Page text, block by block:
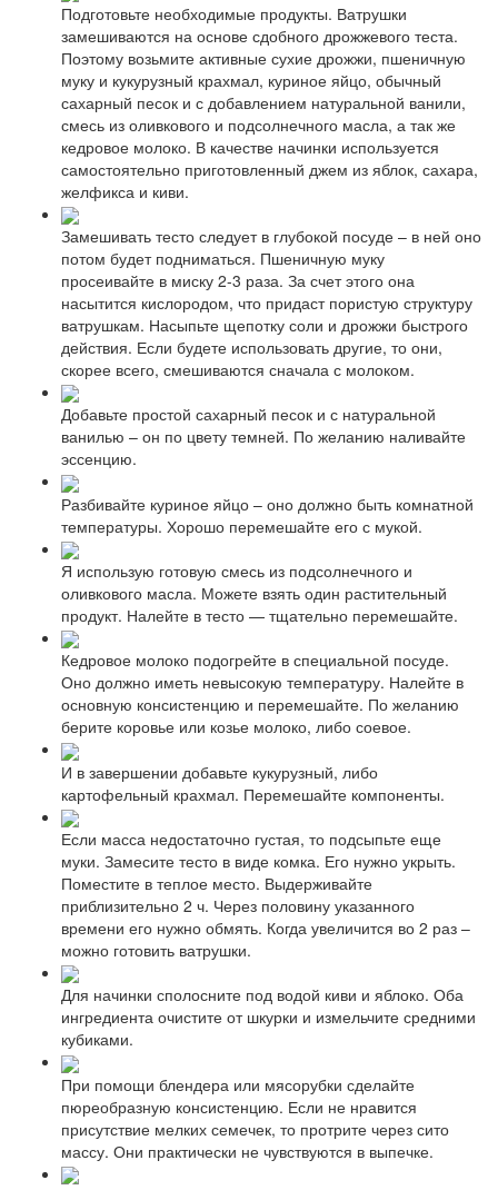
Подготовьте необходимые продукты. Ватрушки
замешиваются на основе сдобного дрожжевого теста.
Поэтому возьмите активные сухие дрожжи, пшеничную
муку и кукурузный крахмал, куриное яйцо, обычный
сахарный песок и с добавлением натуральной ванили,
смесь из оливкового и подсолнечного масла, а так же
кедровое молоко. В качестве начинки используется
самостоятельно приготовленный джем из яблок, сахара,
желфикса и киви.
Замешивать тесто следует в глубокой посуде – в ней оно
потом будет подниматься. Пшеничную муку
просеивайте в миску 2-3 раза. За счет этого она
насытится кислородом, что придаст пористую структуру
ватрушкам. Насыпьте щепотку соли и дрожжи быстрого
действия. Если будете использовать другие, то они,
скорее всего, смешиваются сначала с молоком.
Добавьте простой сахарный песок и с натуральной
ванилью – он по цвету темней. По желанию наливайте
эссенцию.
Разбивайте куриное яйцо – оно должно быть комнатной
температуры. Хорошо перемешайте его с мукой.
Я использую готовую смесь из подсолнечного и
оливкового масла. Можете взять один растительный
продукт. Налейте в тесто — тщательно перемешайте.
Кедровое молоко подогрейте в специальной посуде.
Оно должно иметь невысокую температуру. Налейте в
основную консистенцию и перемешайте. По желанию
берите коровье или козье молоко, либо соевое.
И в завершении добавьте кукурузный, либо
картофельный крахмал. Перемешайте компоненты.
Если масса недостаточно густая, то подсыпьте еще
муки. Замесите тесто в виде комка. Его нужно укрыть.
Поместите в теплое место. Выдерживайте
приблизительно 2 ч. Через половину указанного
времени его нужно обмять. Когда увеличится во 2 раз –
можно готовить ватрушки.
Для начинки сполосните под водой киви и яблоко. Оба
ингредиента очистите от шкурки и измельчите средними
кубиками.
При помощи блендера или мясорубки сделайте
пюреобразную консистенцию. Если не нравится
присутствие мелких семечек, то протрите через сито
массу. Они практически не чувствуются в выпечке.